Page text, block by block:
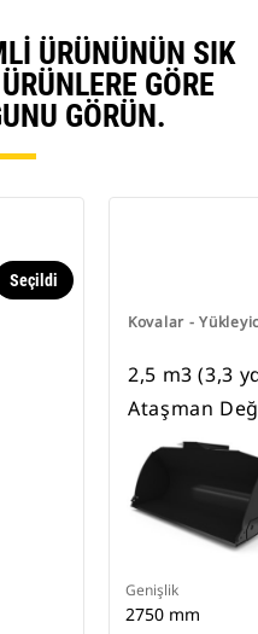
ÜRÜNÜNÜN SIK
GÖRE
GÖRÜN.
Seçildi
Kovalar -
2,5 m3 (3,3
Ataşman
Genişlik
2750 mm